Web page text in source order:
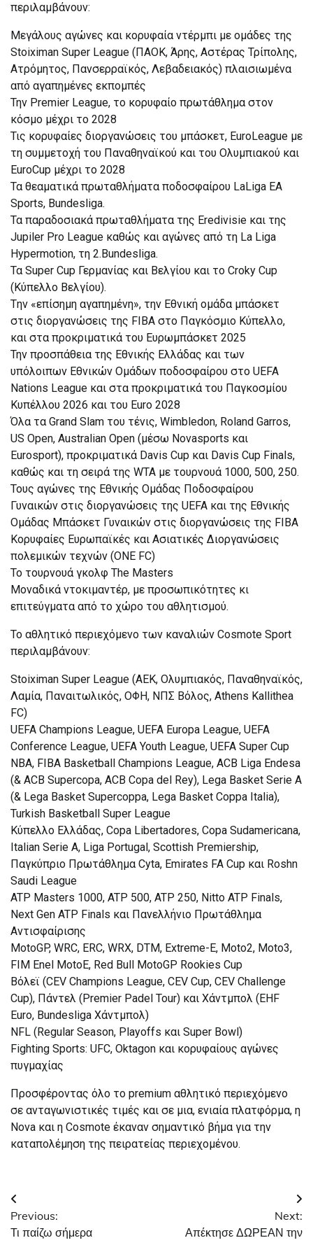
περιλαμβάνουν:
Μεγάλους αγώνες και κορυφαία ντέρμπι με ομάδες της
Stoiximan Super League (ΠΑΟΚ, Άρης, Αστέρας Τρίπολης,
Ατρόμητος, Πανσερραϊκός, Λεβαδειακός) πλαισιωμένα
από αγαπημένες εκπομπές
Την Premier League, το κορυφαίο πρωτάθλημα στον
κόσμο μέχρι το 2028
Τις κορυφαίες διοργανώσεις του μπάσκετ, EuroLeague με
τη συμμετοχή του Παναθηναϊκού και του Ολυμπιακού και
EuroCup μέχρι το 2028
Τα θεαματικά πρωταθλήματα ποδοσφαίρου LaLiga EA
Sports, Bundesliga.
Τα παραδοσιακά πρωταθλήματα της Eredivisie και της
Jupiler Pro League καθώς και αγώνες από τη La Liga
Hypermotion, τη 2.Bundesliga.
Τα Super Cup Γερμανίας και Βελγίου και το Croky Cup
(Κύπελλο Βελγίου).
Tην «επίσημη αγαπημένη», την Εθνική ομάδα μπάσκετ
στις διοργανώσεις της FIBA στο Παγκόσμιο Κύπελλο,
και στα προκριματικά του Ευρωμπάσκετ 2025
Την προσπάθεια της Εθνικής Ελλάδας και των
υπόλοιπων Εθνικών Ομάδων ποδοσφαίρου στο UEFA
Nations League και στα προκριματικά του Παγκοσμίου
Κυπέλλου 2026 και του Euro 2028
Όλα τα Grand Slam του τένις, Wimbledon, Roland Garros,
US Open, Australian Open (μέσω Novasports και
Eurosport), προκριματικά Davis Cup και Davis Cup Finals,
καθώς και τη σειρά της WTA με τουρνουά 1000, 500, 250.
Τους αγώνες της Εθνικής Ομάδας Ποδοσφαίρου
Γυναικών στις διοργανώσεις της UEFA και της Εθνικής
Ομάδας Μπάσκετ Γυναικών στις διοργανώσεις της FIBA
Κορυφαίες Ευρωπαϊκές και Ασιατικές Διοργανώσεις
πολεμικών τεχνών (ONE FC)
To τουρνουά γκολφ The Masters
Μοναδικά ντοκιμαντέρ, με προσωπικότητες κι
επιτεύγματα από το χώρο του αθλητισμού.
Το αθλητικό περιεχόμενο των καναλιών Cosmote Sport
περιλαμβάνουν:
Stoiximan Super League (ΑΕΚ, Ολυμπιακός, Παναθηναϊκός,
Λαμία, Παναιτωλικός, ΟΦΗ, ΝΠΣ Βόλος, Athens Kallithea
FC)
UEFA Champions League, UEFA Europa League, UEFA
Conference League, UEFA Youth League, UEFA Super Cup
NBA, FIBA Basketball Champions League, ACB Liga Endesa
(& ACB Supercopa, ACB Copa del Rey), Lega Basket Serie A
(& Lega Basket Supercoppa, Lega Basket Coppa Italia),
Turkish Basketball Super League
Κύπελλο Ελλάδας, Copa Libertadores, Copa Sudamericana,
Italian Serie A, Liga Portugal, Scottish Premiership,
Παγκύπριο Πρωτάθλημα Cyta, Emirates FA Cup και Roshn
Saudi League
ATP Masters 1000, ATP 500, ATP 250, Nitto ATP Finals,
Next Gen ATP Finals και Πανελλήνιο Πρωτάθλημα
Αντισφαίρισης
MotoGP, WRC, ERC, WRX, DTM, Extreme-E, Moto2, Moto3,
FIM Enel MotoE, Red Bull MotoGP Rookies Cup
Βόλεϊ (CEV Champions League, CEV Cup, CEV Challenge
Cup), Πάντελ (Premier Padel Tour) και Χάντμπολ (EHF
Euro, Bundesliga Χάντμπολ)
NFL (Regular Season, Playoffs και Super Bowl)
Fighting Sports: UFC, Oktagon και κορυφαίους αγώνες
πυγμαχίας
Προσφέροντας όλο το premium αθλητικό περιεχόμενο
σε ανταγωνιστικές τιμές και σε μια, ενιαία πλατφόρμα, η
Nova και η Cosmote έκαναν σημαντικό βήμα για την
καταπολέμηση της πειρατείας περιεχομένου.
Πλοήγηση
άρθρων
Previous:
Τι παίζω σήμερα
Next:
Απέκτησε ΔΩΡΕΑΝ την